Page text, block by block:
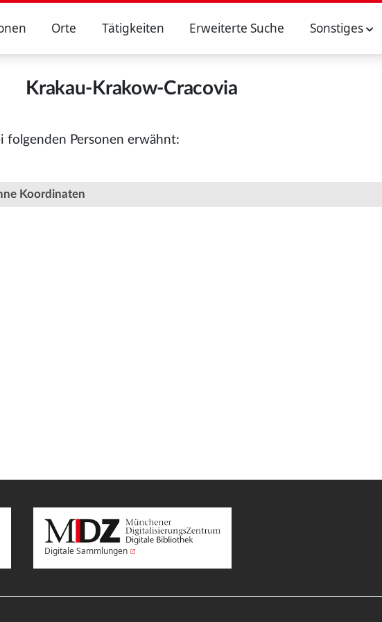
Orte Tätigkeiten Erweiterte Suche Sonstiges
Krakau-Krakow-Cracovia
folgenden Personen erwähnt:
Koordinaten
Digitale Sammlungen